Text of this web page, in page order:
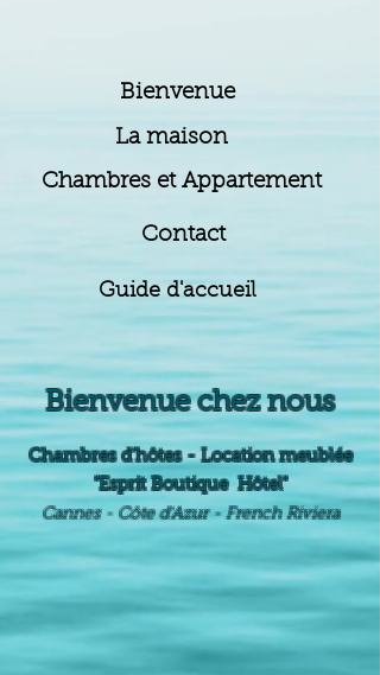
Bienvenue
La maison
Chambres et Appartement
Contact
Guide d'accueil
Bienvenue chez nous
Chambres d'hôtes - Location meublée
"Esprit Boutique Hôtel"
Cannes - Côte d'Azur - French Riviera